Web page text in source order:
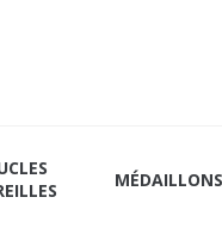
MÉDAILLONS